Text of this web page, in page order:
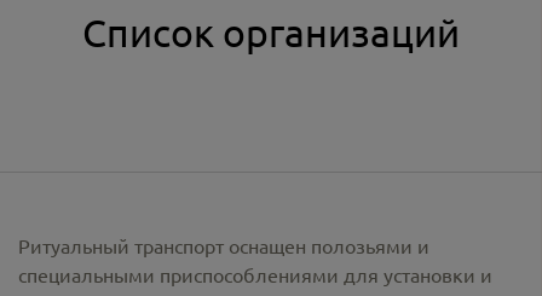
Список организаций
Ритуальный транспорт оснащен полозьями и
специальными приспособлениями для установки и